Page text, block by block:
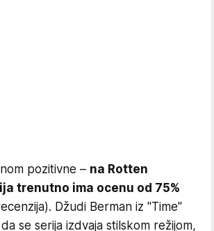
pozitivne – na Rotten
trenutno ima ocenu od 75%
Džudi Berman iz "Time"
se serija izdvaja stilskom režijom,